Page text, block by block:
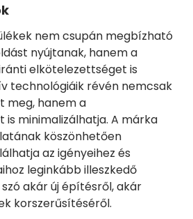
nem csupán megbízható
nyújtanak, hanem a
elkötelezettséget is
technológiáik révén nemcsak
hanem a
minimalizálhatja. A márka
köszönhetően
az igényeihez és
leginkább illeszkedő
akár új építésről, akár
korszerűsítéséről.